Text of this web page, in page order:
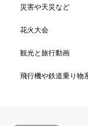
災害や天災など
花火大会
観光と旅行動画
飛行機や鉄道乗り物